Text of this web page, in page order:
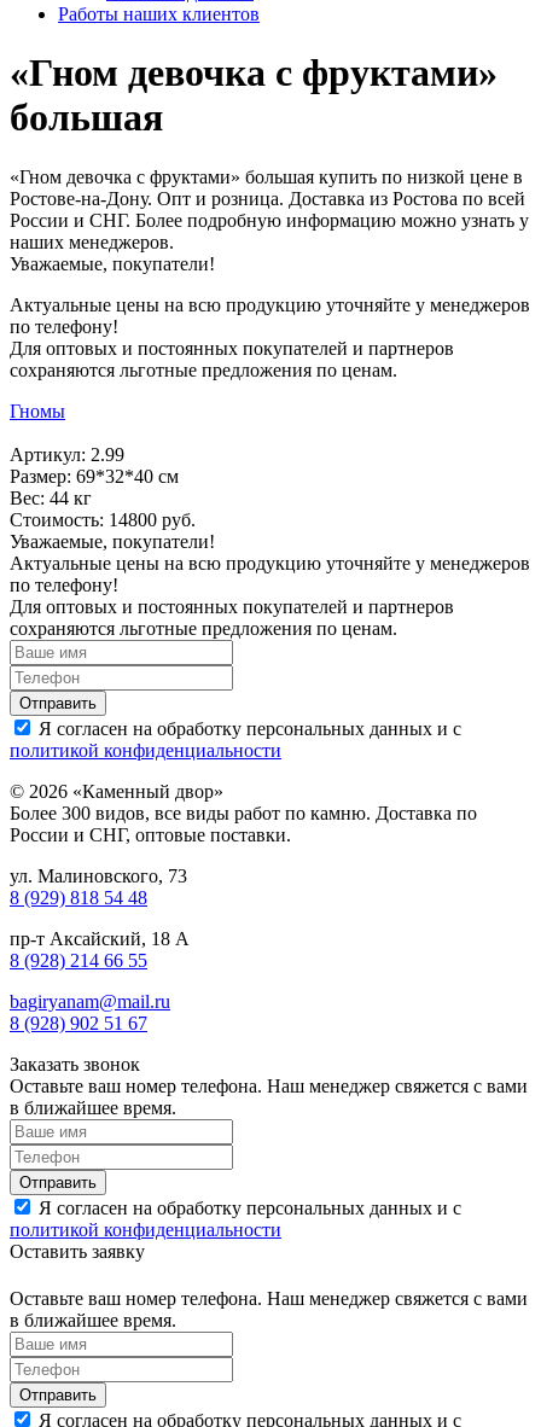
Работы наших клиентов
«Гном девочка с фруктами»
большая
«Гном девочка с фруктами» большая купить по низкой цене в
Ростове-на-Дону. Опт и розница. Доставка из Ростова по всей
России и СНГ. Более подробную информацию можно узнать у
наших менеджеров.
Уважаемые, покупатели!
Актуальные цены на всю продукцию уточняйте у менеджеров
по телефону!
Для оптовых и постоянных покупателей и партнеров
сохраняются льготные предложения по ценам.
Гномы
Артикул: 2.99
Размер: 69*32*40 см
Вес: 44 кг
Стоимость: 14800 руб.
Уважаемые, покупатели!
Актуальные цены на всю продукцию уточняйте у менеджеров
по телефону!
Для оптовых и постоянных покупателей и партнеров
сохраняются льготные предложения по ценам.
Я согласен на обработку персональных данных и с
политикой конфиденциальности
© 2026 «Каменный двор»
Более 300 видов, все виды работ по камню. Доставка по
России и СНГ, оптовые поставки.
ул. Малиновского, 73
8 (929) 818 54 48
пр-т Аксайский, 18 А
8 (928) 214 66 55
bagiryanam@mail.ru
8 (928) 902 51 67
Заказать звонок
Оставьте ваш номер телефона. Наш менеджер свяжется с вами
в ближайшее время.
Я согласен на обработку персональных данных и с
политикой конфиденциальности
Оставить заявку
Оставьте ваш номер телефона. Наш менеджер свяжется с вами
в ближайшее время.
Я согласен на обработку персональных данных и с